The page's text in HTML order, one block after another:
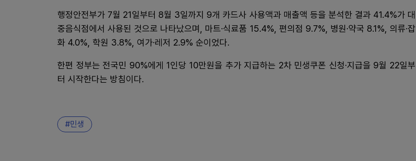
행정안전부가 7월 21일부터 8월 3일까지 9개 카드사 사용액과 매출액 등을 분석한 결과 41.4%가 대
중음식점에서 사용된 것으로 나타났으며, 마트·식료품 15.4%, 편의점 9.7%, 병원·약국 8.1%, 의류·잡
화 4.0%, 학원 3.8%, 여가·레저 2.9% 순이었다.
한편 정부는 전국민 90%에게 1인당 10만원을 추가 지급하는 2차 민생쿠폰 신청·지급을 9월 22일부
터 시작한다는 방침이다.
민생